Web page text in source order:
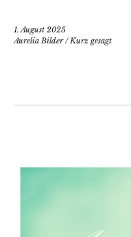
1. August 2025
Aurelia Bilder/Kurz gesagt